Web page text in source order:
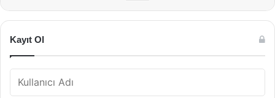
Kayıt Ol